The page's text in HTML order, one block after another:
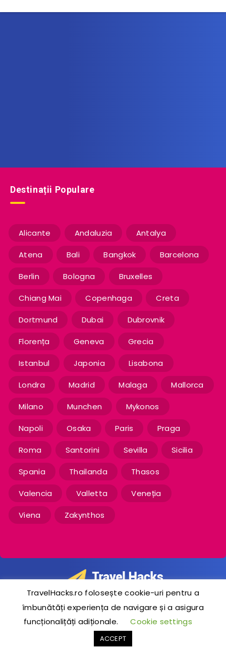
Destinații Populare
Alicante Andaluzia Antalya
Atena Bali Bangkok Barcelona
Berlin Bologna Bruxelles
Chiang Mai Copenhaga Creta
Dortmund Dubai Dubrovnik
Florența Geneva Grecia
Istanbul Japonia Lisabona
Londra Madrid Malaga Mallorca
Milano Munchen Mykonos
Napoli Osaka Paris Praga
Roma Santorini Sevilla Sicilia
Spania Thailanda Thasos
Valencia Valletta Veneția
Viena Zakynthos
2020-2024 © TravelHacks.ro
TravelHacks.ro folosește cookie-uri pentru a
îmbunătăți experiența de navigare și a asigura
funcționalițăți adiționale.
Cookie settings
ACCEPT